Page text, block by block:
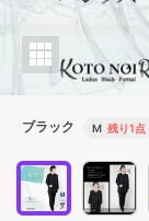
ブラック M 残り1点